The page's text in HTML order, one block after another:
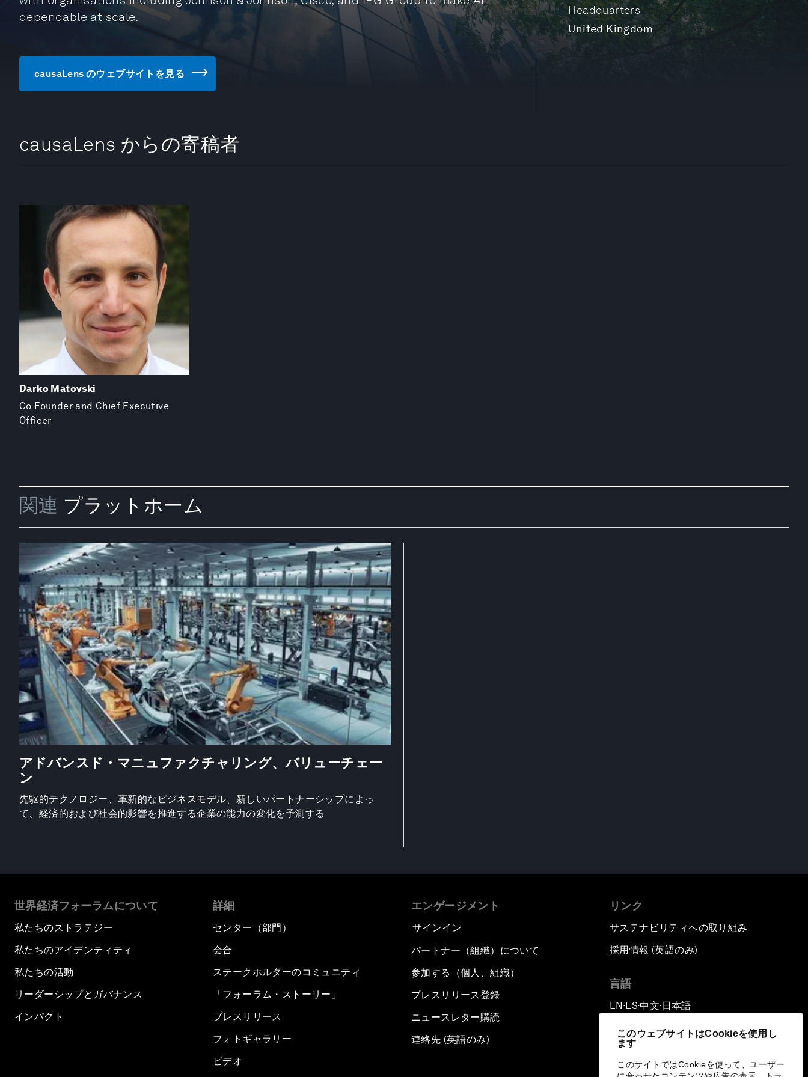
このウェブサイトはCookieを使用し
ます
このサイトではCookieを使って、ユーザー
Headquarters
United Kingdom
dependable at scale.
causaLens のウェブサイトを見る
causaLens からの寄稿者
Darko Matovski
Co Founder and Chief Executive
Officer
関連 プラットホーム
アドバンスド・マニュファクチャリング、バリューチェー
ン
先駆的テクノロジー、革新的なビジネスモデル、新しいパートナーシップによっ
て、経済的および社会的影響を推進する企業の能力の変化を予測する
世界経済フォーラムについて
私たちのストラテジー
私たちのアイデンティティ
私たちの活動
リーダーシップとガバナンス
インパクト
詳細
センター（部門）
会合
ステークホルダーのコミュニティ
「フォーラム・ストーリー」
プレスリリース
フォトギャラリー
ビデオ
エンゲージメント
サインイン
パートナー（組織）について
参加する（個人、組織）
プレスリリース登録
ニュースレター購読
連絡先 (英語のみ)
リンク
サステナビリティへの取り組み
採用情報 (英語のみ)
言語
EN ▪ ES▪中文▪ 日本語